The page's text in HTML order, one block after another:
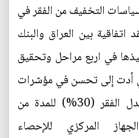
التخفيف من الفقر في
عقد اتفاقية بين العراق والبنك
في اربع مراحل وتحقيق
أدت إلى تحسن في مؤشرات
التنمية البشرية وخفض معدل الفقر (30%) للمدة من
الجهاز المركزي للإحصاء